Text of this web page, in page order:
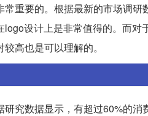
重要的。根据最新的市场调
设计上是非常值得的。而对
高也是可以理解的。
究数据显示，有超过60%的